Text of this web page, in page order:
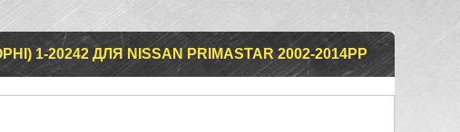
1-20242 ДЛЯ NISSAN PRIMASTAR 2002-2014РР